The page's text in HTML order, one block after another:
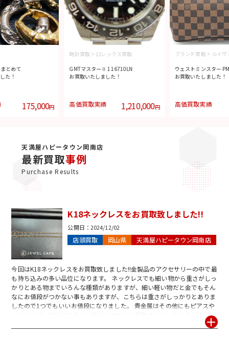
とめて
た！
175,000円
時計買取 > ロレックス買取
GMTマスターⅡ 116710LN
お買取いたしました！
高価買取実績 1,210,000円
ブランド買取 > ルイ
ウェストミンスター
お買取いたしました！
高価買取実績
天満屋ハピータウン岡南店
最新買取事例
Purchase Results
K18ネックレスをお買取致しました!!
公開日： 2024/12/02
店頭買取 岡山県 天満屋ハピータウン岡南店
今回はK18ネックレスをお買取致しました!!金製品のアクセサリーの中で最
も持ち込みの多い品位になります。 ネックレスでも細い物から重さがしっ
かりとある物までいろんな種類がありますが、細い軽い物だと金でもそん
なにお値段がつかない事もありますが、こちらは重さがしっかりとありま
したので1つでもいいお値段になりました。 貴金属はその他にもピアスや
イヤリング、指輪や印台など多岐にわたりお買取させていただきます! 千
切れていてもお買取対象ですので、お直しするのを悩まれている方は是非